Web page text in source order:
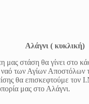
Αλάγνι ( κυκλική)
μας στάση θα γίνει
των Αγίων
θα επισκεφτούμε
μας στο Αλάγνι.